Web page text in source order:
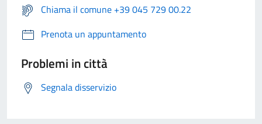
Chiama il comune +39 045 729 00.22
Prenota un appuntamento
Problemi in città
Segnala disservizio